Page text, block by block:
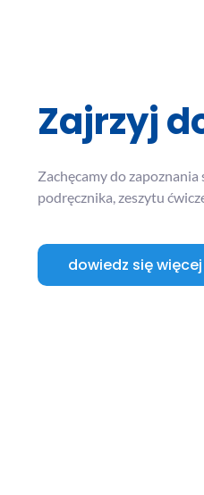
Zajrzyj
Zachęcamy do
podręcznika, zeszytu
dowiedz się więcej